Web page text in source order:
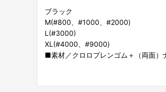
ブラック
M(#800、#1000、#2000)
L(#3000)
XL(#4000、#9000)
■素材／クロロプレンゴム＋（両面）